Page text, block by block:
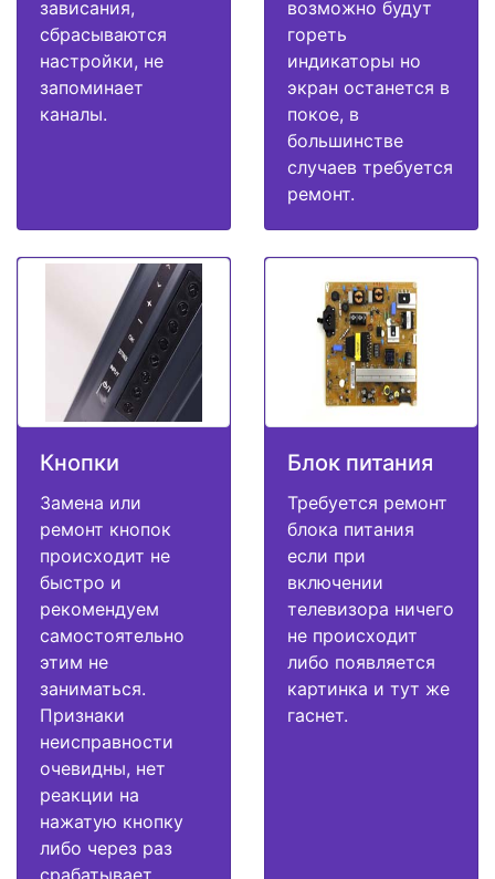
зависания,
сбрасываются
настройки, не
запоминает
каналы.
возможно будут
гореть
индикаторы но
экран останется в
покое, в
большинстве
случаев требуется
ремонт.
Кнопки
Замена или
ремонт кнопок
происходит не
быстро и
рекомендуем
самостоятельно
этим не
заниматься.
Признаки
неисправности
очевидны, нет
реакции на
нажатую кнопку
либо через раз
срабатывает.
Блок питания
Требуется ремонт
блока питания
если при
включении
телевизора ничего
не происходит
либо появляется
картинка и тут же
гаснет.